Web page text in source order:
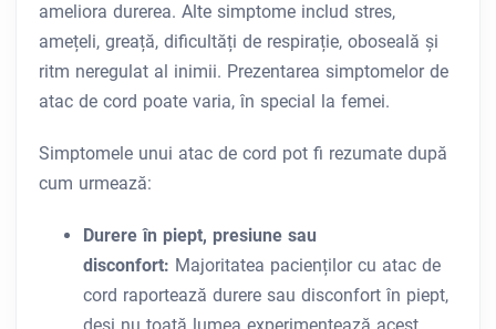
ameliora durerea. Alte simptome includ stres,
amețeli, greață, dificultăți de respirație, oboseală și
ritm neregulat al inimii. Prezentarea simptomelor de
atac de cord poate varia, în special la femei.
Simptomele unui atac de cord pot fi rezumate după
cum urmează:
Durere în piept, presiune sau
disconfort: Majoritatea pacienților cu atac de
cord raportează durere sau disconfort în piept,